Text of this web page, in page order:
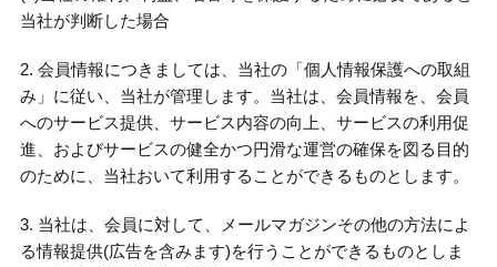
当社が判断した場合
2. 会員情報につきましては、当社の「個人情報保護への取組
み」に従い、当社が管理します。当社は、会員情報を、会員
へのサービス提供、サービス内容の向上、サービスの利用促
進、およびサービスの健全かつ円滑な運営の確保を図る目的
のために、当社おいて利用することができるものとします。
3. 当社は、会員に対して、メールマガジンその他の方法によ
る情報提供(広告を含みます)を行うことができるものとしま